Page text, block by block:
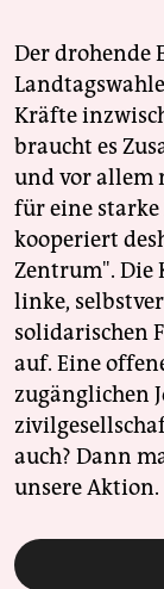
Der drohende
Kräfte
braucht es
und vor allem
für eine starke
kooperiert
Zentrum". Die
linke,
solidarischen
auf. Eine
zugänglichen
auch? Dann
unsere Aktion.